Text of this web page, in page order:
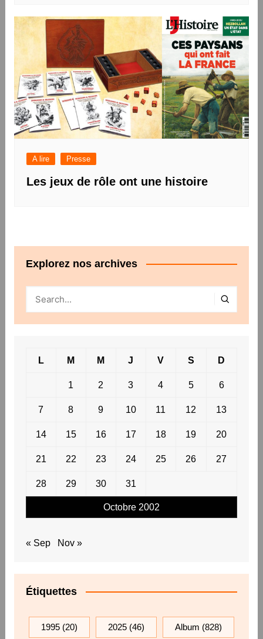
A lire Presse
Les jeux de rôle ont une histoire
Explorez nos archives
Octobre 2002
L M M J V S D
1 2 3 4 5 6
7 8 9 10 11 12 13
14 15 16 17 18 19 20
21 22 23 24 25 26 27
28 29 30 31
« Sep Nov »
Étiquettes
1995(20) 2025 (46) Album (828)